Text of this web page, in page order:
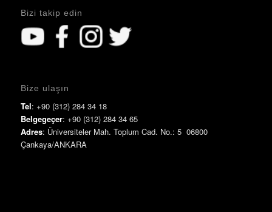
Bizi takip edin
Bize ulaşın
Tel: +90 (312) 284 34 18
Belgegeçer: +90 (312) 284 34 65
Adres: Üniversiteler Mah. Toplum Cad. No.: 5 06800
Çankaya/ANKARA